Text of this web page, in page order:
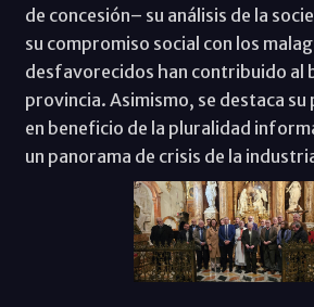
de concesión– su análisis de la
su compromiso social con los
desfavorecidos han contribuido al
provincia. Asimismo, se destaca su
en beneficio de la pluralidad
un panorama de crisis de la